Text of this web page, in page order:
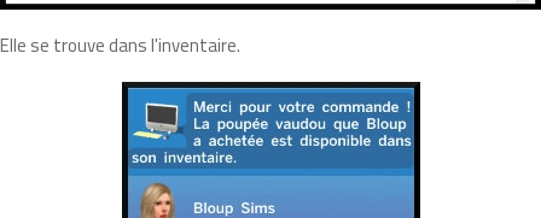
Elle se trouve dans l'inventaire.